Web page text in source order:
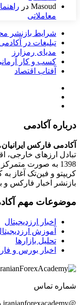
Masoud در
معاملاتی
شرایط بازنشر
تبلیغات در
مدیای رمزارز
کسب و کار
آفتاب اقتصاد
درباره آکادمی
آکادمی فارکس ایرانیان
تبادل ارزهای خارجی،
1398 به صورت
کریپتو و فین‌تک آغاز
بازنشر اخبار فارکس
موضوعات مهم
اخبار ارزدیجیتال
آموزش
تحلیل بازارها
اخبار بورس و
شماره تماس
@iranianforexacademy در تلگرام